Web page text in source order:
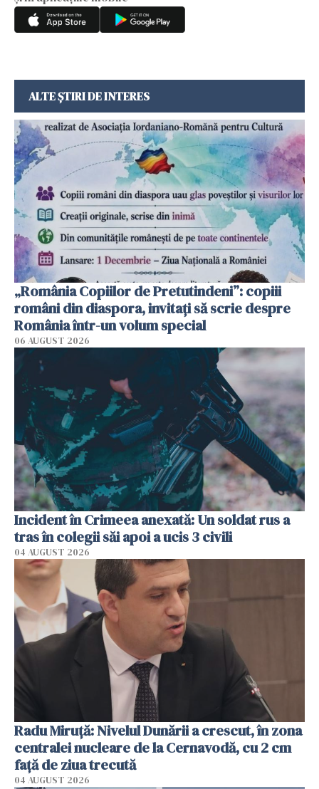
ALTE ȘTIRI DE INTERES
„România Copiilor de Pretutindeni”: copiii
români din diaspora, invitați să scrie despre
România într-un volum special
06 AUGUST 2026
Incident în Crimeea anexată: Un soldat rus a
tras în colegii săi apoi a ucis 3 civili
04 AUGUST 2026
Radu Miruţă: Nivelul Dunării a crescut, în zona
centralei nucleare de la Cernavodă, cu 2 cm
faţă de ziua trecută
04 AUGUST 2026